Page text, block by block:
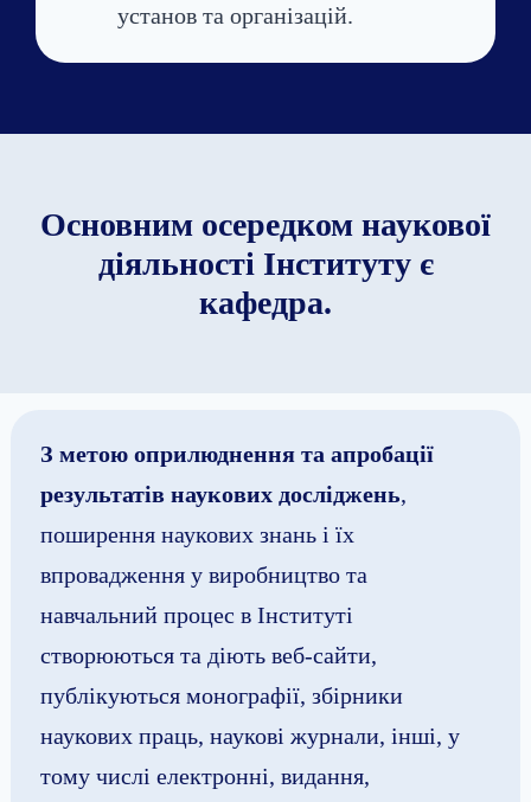
установ та організацій.
Основним осередком наукової
діяльності Інституту є
кафедра.
З метою оприлюднення та апробації
результатів наукових досліджень,
поширення наукових знань і їх
впровадження у виробництво та
навчальний процес в Інституті
створюються та діють веб-сайти,
публікуються монографії, збірники
наукових праць, наукові журнали, інші, у
тому числі електронні, видання,